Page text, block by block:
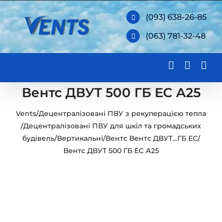
Skip
to
content
(093) 638-26-85
(063) 781-32-48
Вентс ДВУТ 500 ГБ ЕС А25
Vents/Децентралізовані ПВУ з рекуперацією тепла
/Децентралізовані ПВУ для шкіл та громадських
будівель/Вертикальні/Вентс Вентс ДВУТ…ГБ ЕС/
Вентс ДВУТ 500 ГБ ЕС А25